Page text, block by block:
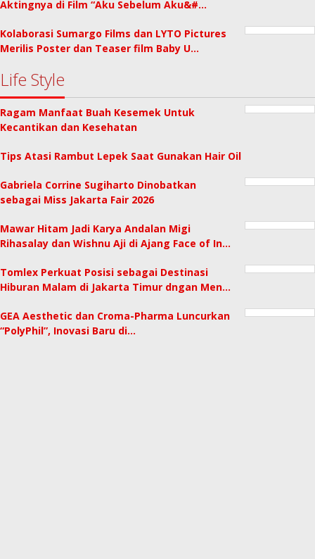
Aktingnya di Film “Aku Sebelum Aku&#…
Kolaborasi Sumargo Films dan LYTO Pictures
Merilis Poster dan Teaser film Baby U…
Life Style
Ragam Manfaat Buah Kesemek Untuk
Kecantikan dan Kesehatan
Tips Atasi Rambut Lepek Saat Gunakan Hair Oil
Gabriela Corrine Sugiharto Dinobatkan
sebagai Miss Jakarta Fair 2026
Mawar Hitam Jadi Karya Andalan Migi
Rihasalay dan Wishnu Aji di Ajang Face of In…
Tomlex Perkuat Posisi sebagai Destinasi
Hiburan Malam di Jakarta Timur dngan Men…
GEA Aesthetic dan Croma-Pharma Luncurkan
“PolyPhil”, Inovasi Baru di…